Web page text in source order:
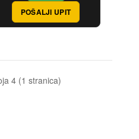
POŠALJI UPIT
4 (1 stranica)